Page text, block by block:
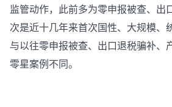
监管动作，此前多为零申报被查、出
次是近十几年来首次国性、大规模、
与以往零申报被查、出口退税骗补、
零星案例不同。